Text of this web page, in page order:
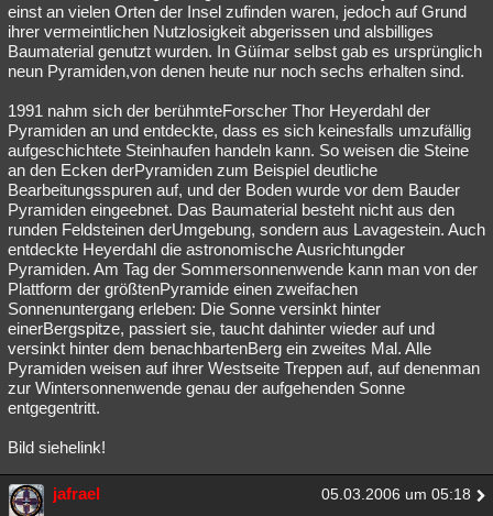
einst an vielen Orten der Insel zufinden waren, jedoch auf Grund
ihrer vermeintlichen Nutzlosigkeit abgerissen und alsbilliges
Baumaterial genutzt wurden. In Güímar selbst gab es ursprünglich
neun Pyramiden,von denen heute nur noch sechs erhalten sind.
1991 nahm sich der berühmteForscher Thor Heyerdahl der
Pyramiden an und entdeckte, dass es sich keinesfalls umzufällig
aufgeschichtete Steinhaufen handeln kann. So weisen die Steine
an den Ecken derPyramiden zum Beispiel deutliche
Bearbeitungsspuren auf, und der Boden wurde vor dem Bauder
Pyramiden eingeebnet. Das Baumaterial besteht nicht aus den
runden Feldsteinen derUmgebung, sondern aus Lavagestein. Auch
entdeckte Heyerdahl die astronomische Ausrichtungder
Pyramiden. Am Tag der Sommersonnenwende kann man von der
Plattform der größtenPyramide einen zweifachen
Sonnenuntergang erleben: Die Sonne versinkt hinter
einerBergspitze, passiert sie, taucht dahinter wieder auf und
versinkt hinter dem benachbartenBerg ein zweites Mal. Alle
Pyramiden weisen auf ihrer Westseite Treppen auf, auf denenman
zur Wintersonnenwende genau der aufgehenden Sonne
entgegentritt.
Bild siehelink!
jafrael 05.03.2006 um 05:18